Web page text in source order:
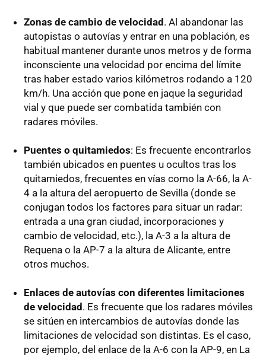
Zonas de cambio de velocidad. Al abandonar las
autopistas o autovías y entrar en una población, es
habitual mantener durante unos metros y de forma
inconsciente una velocidad por encima del límite
tras haber estado varios kilómetros rodando a 120
km/h. Una acción que pone en jaque la seguridad
vial y que puede ser combatida también con
radares móviles.
Puentes o quitamiedos: Es frecuente encontrarlos
también ubicados en puentes u ocultos tras los
quitamiedos, frecuentes en vías como la A-66, la A-
4 a la altura del aeropuerto de Sevilla (donde se
conjugan todos los factores para situar un radar:
entrada a una gran ciudad, incorporaciones y
cambio de velocidad, etc.), la A-3 a la altura de
Requena o la AP-7 a la altura de Alicante, entre
otros muchos.
Enlaces de autovías con diferentes limitaciones
de velocidad. Es frecuente que los radares móviles
se sitúen en intercambios de autovías donde las
limitaciones de velocidad son distintas. Es el caso,
por ejemplo, del enlace de la A-6 con la AP-9, en La